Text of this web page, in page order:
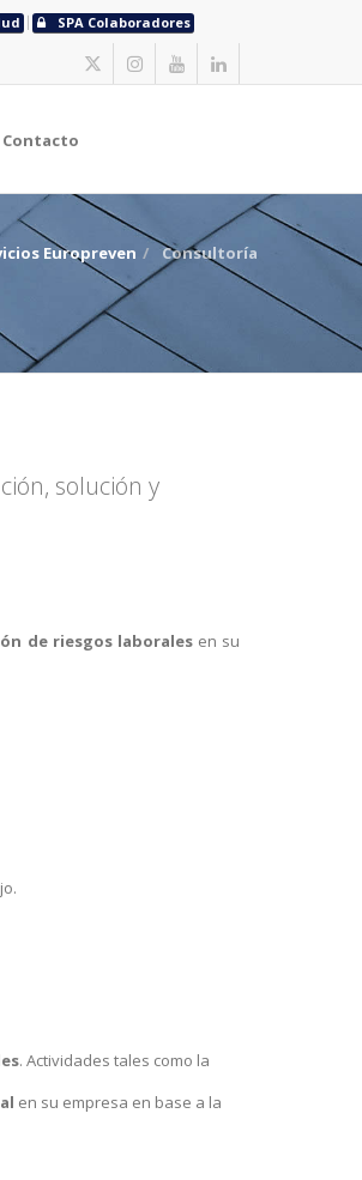
SPA Colaboradores
Contacto
Europreven Consultoría
solución y
de riesgos laboralesen su
. Actividades tales como la
en su empresa en base a la